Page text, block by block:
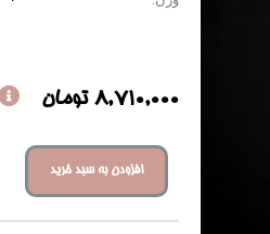
8,710,000 تومان
افزودن به سبد خرید